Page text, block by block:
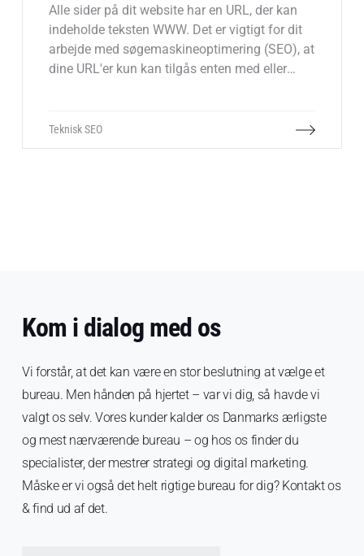
Alle sider på dit website har en URL, der kan
indeholde teksten WWW. Det er vigtigt for dit
arbejde med søgemaskineoptimering (SEO), at
dine URL'er kun kan tilgås enten med eller
Teknisk SEO
Kom i dialog med os
Vi forstår, at det kan være en stor beslutning at vælge et
bureau. Men hånden på hjertet – var vi dig, så havde vi
valgt os selv. Vores kunder kalder os Danmarks ærligste
og mest nærværende bureau – og hos os finder du
specialister, der mestrer strategi og digital marketing.
Måske er vi også det helt rigtige bureau for dig? Kontakt os
& find ud af det.